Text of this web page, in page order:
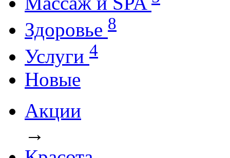
Здоровье 8
Услуги 4
Новые
Акции
→